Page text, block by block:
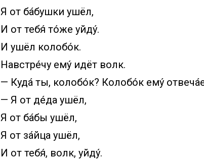
Я от ба́бушки ушёл,
И от тебя́ то́же уйду́.
И ушёл колобо́к.
Навстре́чу ему́ идёт волк.
— Куда́ ты, колобо́к? Колобо́к ему́
— Я от де́да ушёл,
Я от ба́бы ушёл,
Я от за́йца ушёл,
И от тебя́, волк, уйду́.